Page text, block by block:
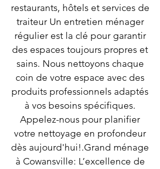
restaurants, hôtels et services de
traiteur Un entretien ménager
régulier est la clé pour garantir
des espaces toujours propres et
sains. Nous nettoyons chaque
coin de votre espace avec des
produits professionnels adaptés
à vos besoins spécifiques.
Appelez-nous pour planifier
votre nettoyage en profondeur
dès aujourd'hui!.Grand ménage
à Cowansville: L’excellence de